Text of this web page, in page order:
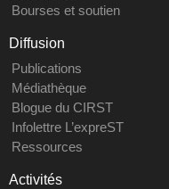
Bourses et soutien
Diffusion
Publications
Médiathèque
Blogue du CIRST
Infolettre L’expreST
Ressources
Activités